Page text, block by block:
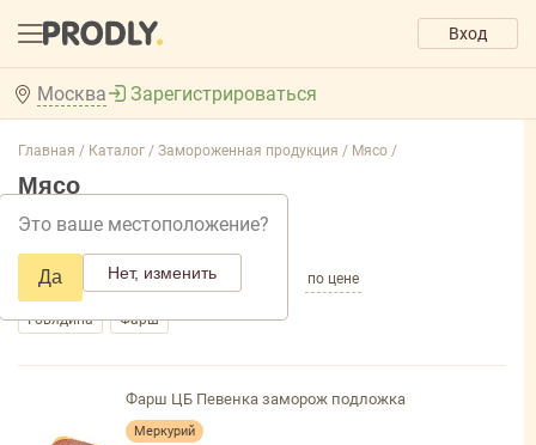
Вход
Москва
Это ваше местоположение?
Да Нет, изменить
Зарегистрироваться
Главная / Каталог / Замороженная продукция / Мясо /
Мясо
Добавить фильтр товаров
по популярности по названию по цене
Говядина Фарш
Фарш ЦБ Певенка заморож подложка
Меркурий